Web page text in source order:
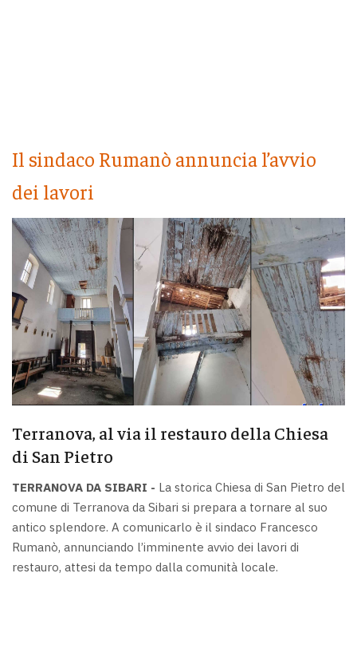
Il sindaco Rumanò annuncia l’avvio
dei lavori
Terranova, al via il restauro della Chiesa
di San Pietro
TERRANOVA DA SIBARI - La storica Chiesa di San Pietro del
comune di Terranova da Sibari si prepara a tornare al suo
antico splendore. A comunicarlo è il sindaco Francesco
Rumanò, annunciando l’imminente avvio dei lavori di
restauro, attesi da tempo dalla comunità locale.